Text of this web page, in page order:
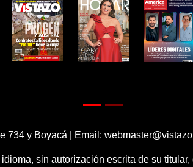
734 y Boyacá | Email:
sin autorización escrita de su